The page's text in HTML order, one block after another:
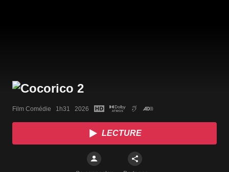
Film Comédie   1h31   2026
LECTURE